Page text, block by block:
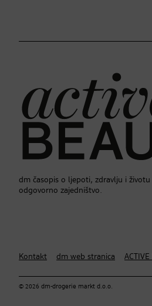
dm časopis o ljepoti, zdravlju i
odgovorno zajedništvo.
Kontakt dm web stranica
© 2026 dm-drogerie markt d.o.o.